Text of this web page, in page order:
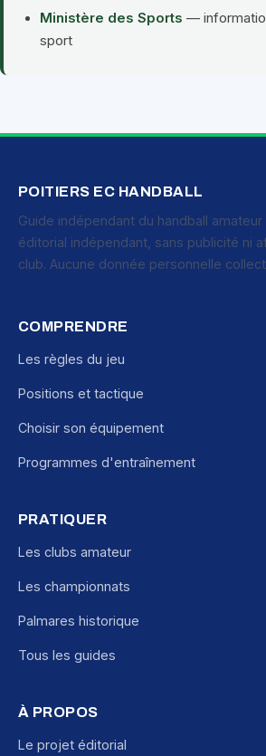
Ministère des Sports —
sport
POITIERS EC HANDBALL
Guide indépendant du handball amateur
éditorial indépendant, sans publicité ni
club. Aucune donnée personnelle
COMPRENDRE
Les règles du jeu
Positions et tactique
Choisir son équipement
Programmes d'entraînement
PRATIQUER
Les clubs amateur
Les championnats
Palmares historique
Tous les guides
À PROPOS
Le projet éditorial